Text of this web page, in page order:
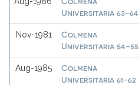
Universitaria 63-64
Nov-1981
Colmena
Universitaria 54-55
Aug-1985
Colmena
Universitaria 61-62